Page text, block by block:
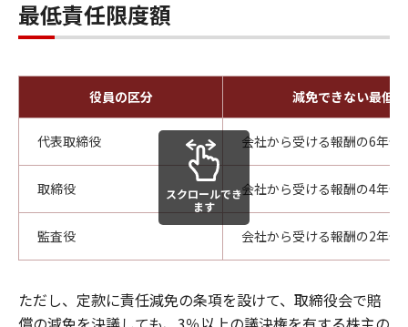
株主代表訴訟制度とは、会社法に規定されて
いる制度で、会社が取締役や監査役に対して
って行使できるものです。
きません。ここでは事前対策として、①役員
賠償責任保険を利用する方法と、②責任減免
します。
役員賠償責任保険を利用する方法
役員賠償責任保険とは、取締役や監査役
がその業務に関して、所属する会社や第
三者に損害を与えてしまった場合に、個
人として負担しなければならない争訴費
用や損害賠償金を補償する保険です。
す。
最低責任限度額
役員の区分 減免できない最低
代表取締役 会社から受ける報酬の6年分
取締役 会社から受ける報酬の4年分
監査役 会社から受ける報酬の2年分
スクロールでき
ます
ただし、定款に責任減免の条項を設けて、取締役会で賠